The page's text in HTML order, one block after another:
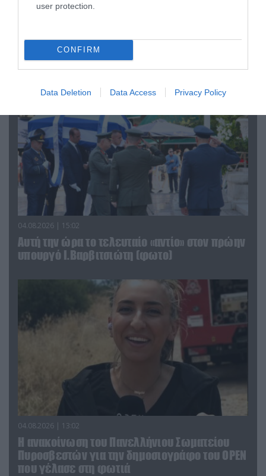
user protection.
CONFIRM
Data Deletion Data Access Privacy Policy
06.08.2026 | 09:03
τα ζώα που χάθηκαν στις πυρκαγιές της
Αττικής (φωτο)
04.08.2026 | 15:02
Αυτή την ώρα το τελευταίο «αντίο» στον πρώην
υπουργό Ι.Βαρβιτσιώτη (φωτο)
04.08.2026 | 13:02
Η ανακοίνωση του Πανελλήνιου Σωματείου
Πυροσβεστών για την δημοσιογράφο του OPEN
που γέλασε στη φωτιά